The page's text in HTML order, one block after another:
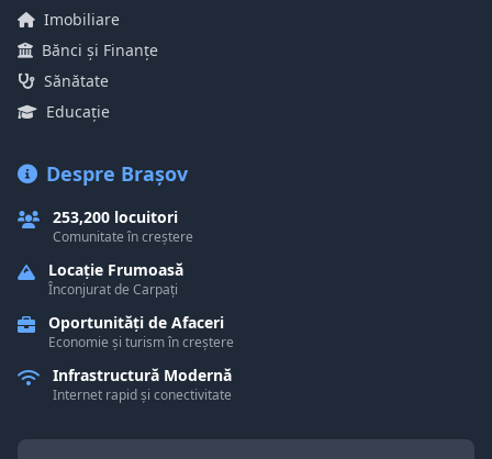
Imobiliare
Bănci și Finanțe
Sănătate
Educație
Despre Brașov
253,200 locuitori
Comunitate în creștere
Locație Frumoasă
Înconjurat de Carpați
Oportunități de Afaceri
Economie și turism în creștere
Infrastructură Modernă
Internet rapid și conectivitate